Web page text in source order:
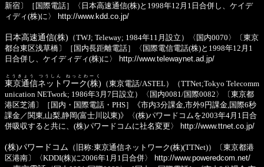
新宿〕［国際電話］〈日本高速通信(株)と1998年12月1日合併し、ケイデ
ィディ(株)に〉
http://www.kdd.co.jp/
日本高速通信(株) （TWJ; Teleway; 1984年11月設立）〈国内0070〉〔東京
都台東区浅草橋〕［国内長距離電話］〈国際電信電話(株)と1998年12月1
日合併し、ケイディディ(株)に〉
http://www.telewaynet.ad.jp/
東京通信ネットワーク(株)
とうきょう つうしん ねっとわーく
（東京電話/ASTEL）（TTNet;Tokyo Telecomm
unication NETwork; 1986年3月7日設立）〈国内0081/国際0082〉〔東京都
港区芝浦〕［国内・国際電話・PHS］《市内3分課金,市外9円課金,国際6秒
課金／関東,山梨,静岡(富士川以東)》〈(株)パワードコムを2003年4月1日合
併吸収すると共に、(株)パワードコムに社名変更〉
http://www.ttnet.co.jp/
(株)パワードコム （旧称:東京通信ネットワーク(株)(TTNet)）〔東京都港
区港南〕〈KDDI(株)に2006年1月1日合併〉
http://www.poweredcom.net/